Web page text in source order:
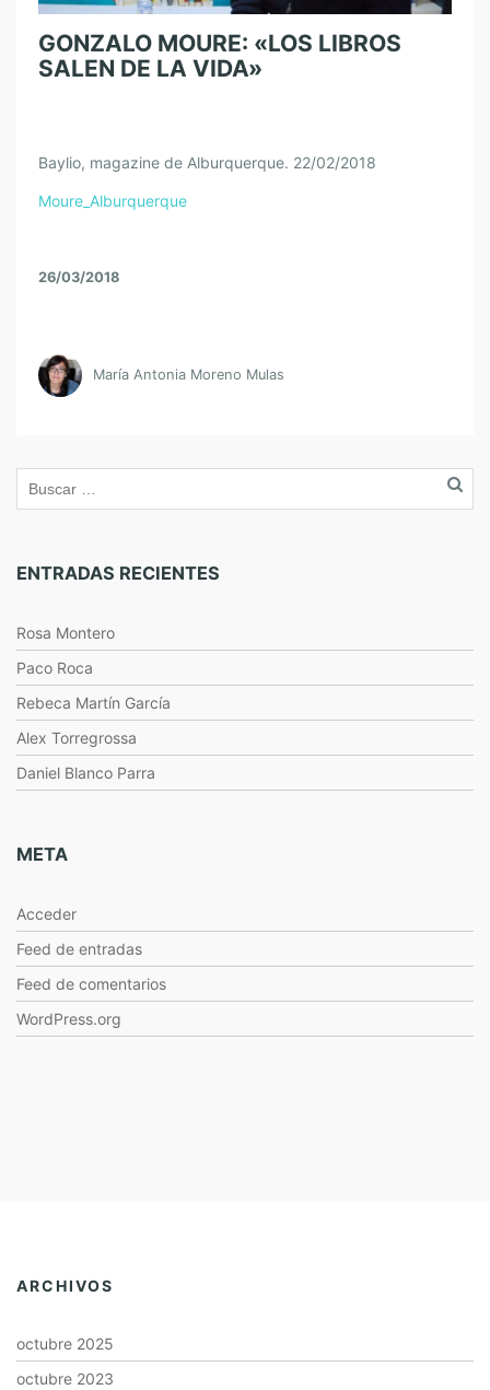
GONZALO MOURE: «LOS LIBROS
SALEN DE LA VIDA»
Baylio, magazine de Alburquerque. 22/02/2018
Moure_Alburquerque
26/03/2018
María Antonia Moreno Mulas
ENTRADAS RECIENTES
Rosa Montero
Paco Roca
Rebeca Martín García
Alex Torregrossa
Daniel Blanco Parra
META
Acceder
Feed de entradas
Feed de comentarios
WordPress.org
ARCHIVOS
octubre 2025
octubre 2023